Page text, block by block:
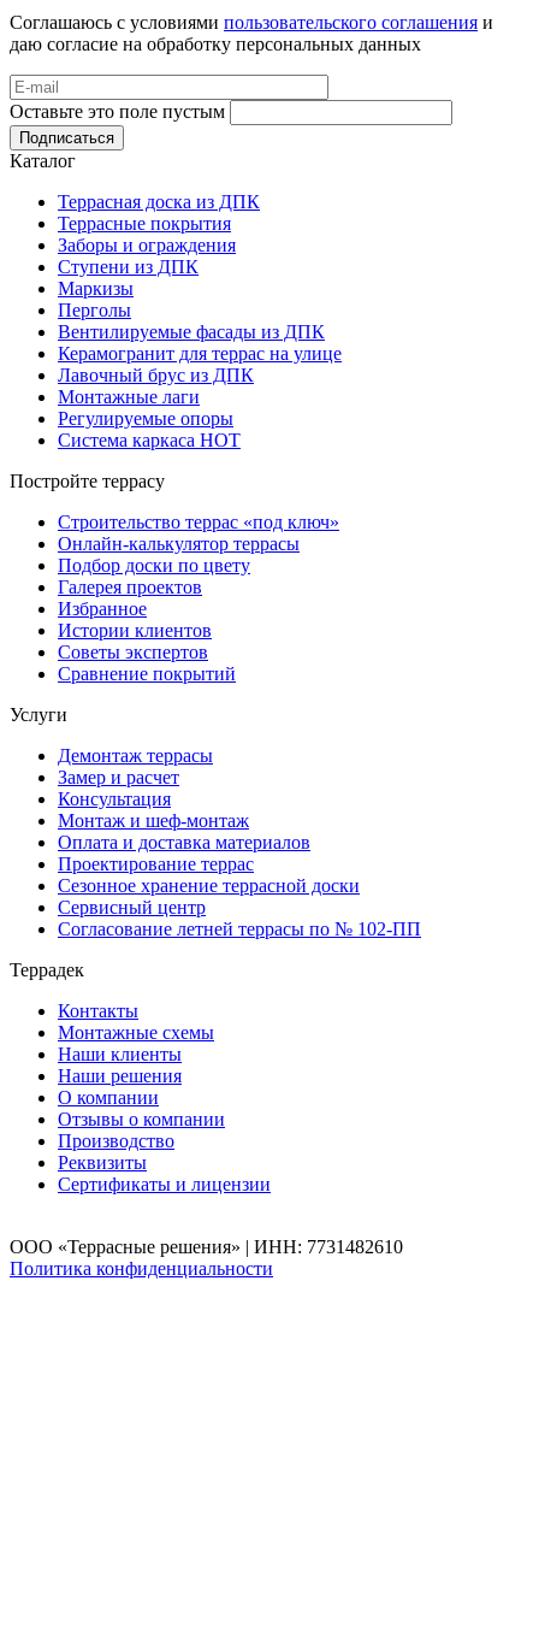
Соглашаюсь с условиями пользовательского соглашения и
даю согласие на обработку персональных данных
Оставьте это поле пустым
Подписаться
Каталог
Террасная доска из ДПК
Террасные покрытия
Заборы и ограждения
Ступени из ДПК
Маркизы
Перголы
Вентилируемые фасады из ДПК
Керамогранит для террас на улице
Лавочный брус из ДПК
Монтажные лаги
Регулируемые опоры
Система каркаса НОТ
Постройте террасу
Строительство террас «под ключ»
Онлайн-калькулятор террасы
Подбор доски по цвету
Галерея проектов
Избранное
Истории клиентов
Советы экспертов
Сравнение покрытий
Услуги
Демонтаж террасы
Замер и расчет
Консультация
Монтаж и шеф-монтаж
Оплата и доставка материалов
Проектирование террас
Сезонное хранение террасной доски
Сервисный центр
Согласование летней террасы по № 102-ПП
Террадек
Контакты
Монтажные схемы
Наши клиенты
Наши решения
О компании
Отзывы о компании
Производство
Реквизиты
Сертификаты и лицензии
ООО «Террасные решения» | ИНН: 7731482610
Политика конфиденциальности